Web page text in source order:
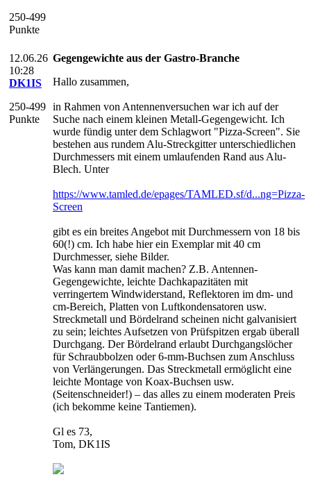
250-499
Punkte
12.06.26
10:28
DK1IS
250-499
Punkte
Gegengewichte aus der Gastro-Branche
Hallo zusammen,
in Rahmen von Antennenversuchen war ich auf der
Suche nach einem kleinen Metall-Gegengewicht. Ich
wurde fündig unter dem Schlagwort "Pizza-Screen". Sie
bestehen aus rundem Alu-Streckgitter unterschiedlichen
Durchmessers mit einem umlaufenden Rand aus Alu-
Blech. Unter
https://www.tamled.de/epages/TAMLED.sf/d...ng=Pizza-
Screen
gibt es ein breites Angebot mit Durchmessern von 18 bis
60(!) cm. Ich habe hier ein Exemplar mit 40 cm
Durchmesser, siehe Bilder.
Was kann man damit machen? Z.B. Antennen-
Gegengewichte, leichte Dachkapazitäten mit
verringertem Windwiderstand, Reflektoren im dm- und
cm-Bereich, Platten von Luftkondensatoren usw.
Streckmetall und Bördelrand scheinen nicht galvanisiert
zu sein; leichtes Aufsetzen von Prüfspitzen ergab überall
Durchgang. Der Bördelrand erlaubt Durchgangslöcher
für Schraubbolzen oder 6-mm-Buchsen zum Anschluss
von Verlängerungen. Das Streckmetall ermöglicht eine
leichte Montage von Koax-Buchsen usw.
(Seitenschneider!) – das alles zu einem moderaten Preis
(ich bekomme keine Tantiemen).
Gl es 73,
Tom, DK1IS